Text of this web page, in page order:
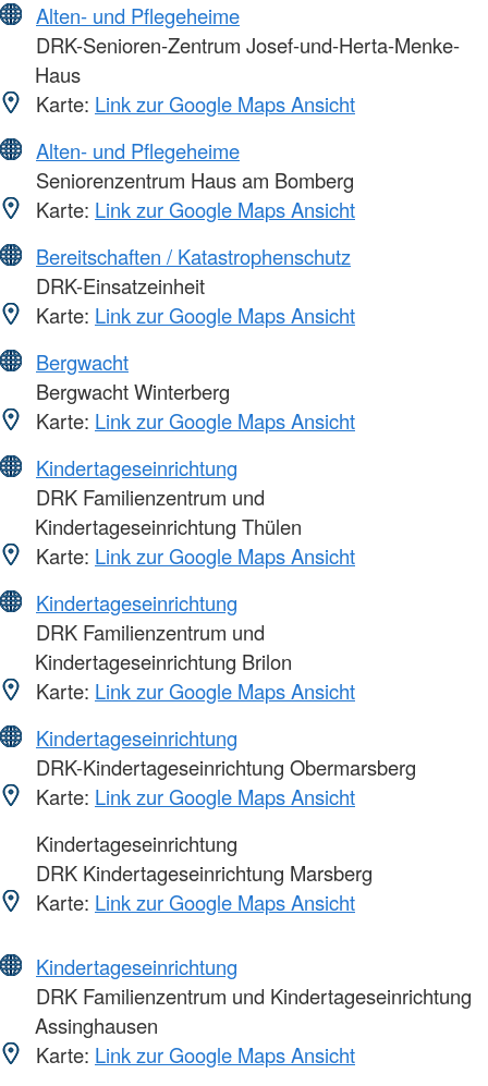
Alten- und Pflegeheime
DRK-Senioren-Zentrum Josef-und-Herta-Menke-
Haus
Karte: Link zur Google Maps Ansicht
Alten- und Pflegeheime
Seniorenzentrum Haus am Bomberg
Karte: Link zur Google Maps Ansicht
Bereitschaften / Katastrophenschutz
DRK-Einsatzeinheit
Karte: Link zur Google Maps Ansicht
Bergwacht
Bergwacht Winterberg
Karte: Link zur Google Maps Ansicht
Kindertageseinrichtung
DRK Familienzentrum und
Kindertageseinrichtung Thülen
Karte: Link zur Google Maps Ansicht
Kindertageseinrichtung
DRK Familienzentrum und
Kindertageseinrichtung Brilon
Karte: Link zur Google Maps Ansicht
Kindertageseinrichtung
DRK-Kindertageseinrichtung Obermarsberg
Karte: Link zur Google Maps Ansicht
Kindertageseinrichtung
DRK Kindertageseinrichtung Marsberg
Karte: Link zur Google Maps Ansicht
Kindertageseinrichtung
DRK Familienzentrum und Kindertageseinrichtung
Assinghausen
Karte: Link zur Google Maps Ansicht